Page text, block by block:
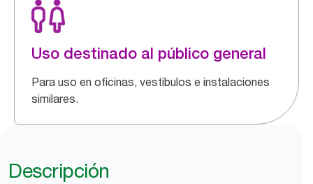
Uso destinado al público general
Para uso en oficinas, vestíbulos e instalaciones
similares.
Descripción